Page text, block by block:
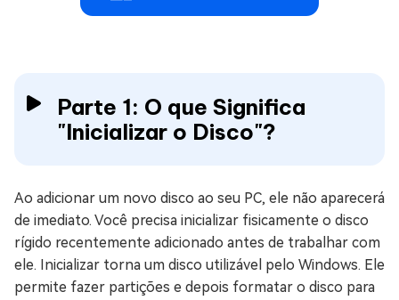
Parte 1: O que Significa
"Inicializar o Disco"?
Ao adicionar um novo disco ao seu PC, ele não aparecerá
de imediato. Você precisa inicializar fisicamente o disco
rígido recentemente adicionado antes de trabalhar com
ele. Inicializar torna um disco utilizável pelo Windows. Ele
permite fazer partições e depois formatar o disco para